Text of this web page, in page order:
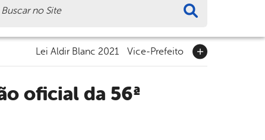
Lei Aldir Blanc 2021 Vice-Prefeito